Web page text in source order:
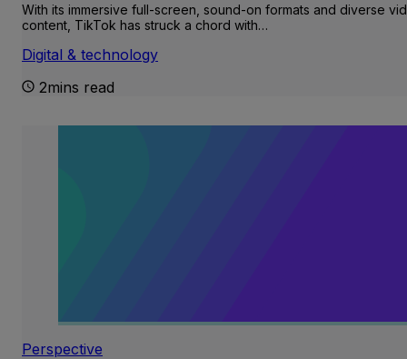
With its immersive full-screen, sound-on formats and diverse
content, TikTok has struck a chord with…
Digital & technology
2mins read
Perspective